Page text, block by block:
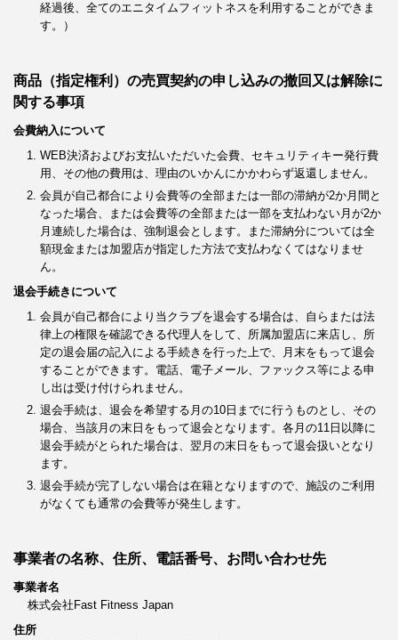
経過後、全てのエニタイムフィットネスを利用することができま
す。）
商品（指定権利）の売買契約の申し込みの撤回又は解除に
関する事項
会費納入について
WEB決済およびお支払いただいた会費、セキュリティキー発行費
用、その他の費用は、理由のいかんにかかわらず返還しません。
会員が自己都合により会費等の全部または一部の滞納が2か月間と
なった場合、または会費等の全部または一部を支払わない月が2か
月連続した場合は、強制退会とします。また滞納分については全
額現金または加盟店が指定した方法で支払わなくてはなりませ
ん。
退会手続きについて
会員が自己都合により当クラブを退会する場合は、自らまたは法
律上の権限を確認できる代理人をして、所属加盟店に来店し、所
定の退会届の記入による手続きを行った上で、月末をもって退会
することができます。電話、電子メール、ファックス等による申
し出は受け付けられません。
退会手続は、退会を希望する月の10日までに行うものとし、その
場合、当該月の末日をもって退会となります。各月の11日以降に
退会手続がとられた場合は、翌月の末日をもって退会扱いとなり
ます。
退会手続が完了しない場合は在籍となりますので、施設のご利用
がなくても通常の会費等が発生します。
事業者の名称、住所、電話番号、お問い合わせ先
事業者名
株式会社Fast Fitness Japan
住所